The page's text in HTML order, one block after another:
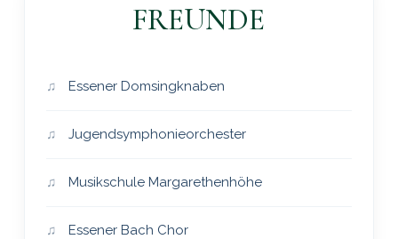
FREUNDE
Essener Domsingknaben
Jugendsymphonieorchester
Musikschule Margarethenhöhe
Essener Bach Chor